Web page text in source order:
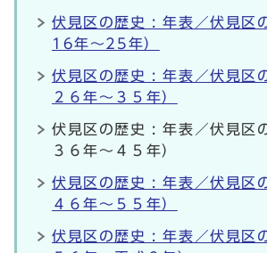
伏見区の歴史 : 年表／伏見区
16年～25年）
伏見区の歴史 : 年表／伏見区
２６年～３５年）
伏見区の歴史 : 年表／伏見区
３６年～４５年）
伏見区の歴史 : 年表／伏見区
４６年～５５年）
伏見区の歴史 : 年表／伏見区